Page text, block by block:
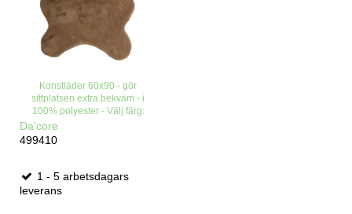
Konstläder 60x90 - gör
sittplatsen extra bekväm - i
100% polyester - Välj färg:
Da'core
499410
1 - 5 arbetsdagars
leverans